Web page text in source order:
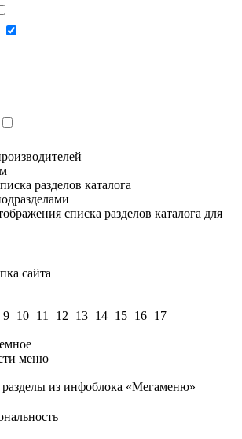
разделов каталога
списка разделов каталога для
сайта
9 10 11 12 13 14 15 16 17
меню
из инфоблока «Мегаменю»